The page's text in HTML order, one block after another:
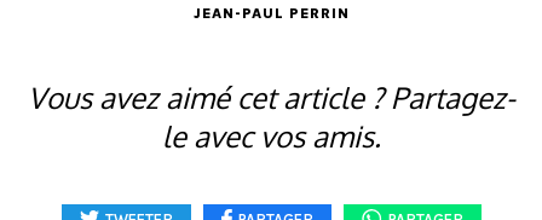
JEAN-PAUL PERRIN
Vous avez aimé cet article ? Partagez-
le avec vos amis.